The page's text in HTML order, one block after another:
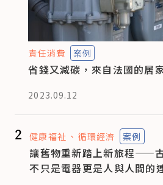
責任消費 案例
省錢又減碳，來自法國的居
2023.09.12
2 健康福祉 循環經濟 案例
讓舊物重新踏上新旅程——
不只是電器更是人與人間的